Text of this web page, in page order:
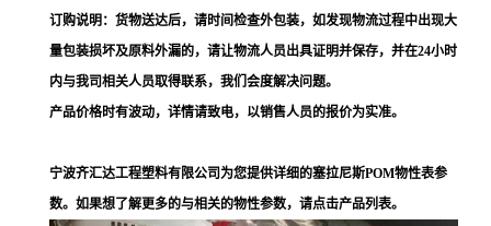
订购说明：货物送达后，请时间检查外包装，如发现物流过程中出现大
量包装损坏及原料外漏的，请让物流人员出具证明并保存，并在24小时
内与我司相关人员取得联系，我们会度解决问题。
产品价格时有波动，详情请致电，以销售人员的报价为实准。
宁波齐汇达工程塑料有限公司为您提供详细的塞拉尼斯POM物性表参
数。如果想了解更多的与相关的物性参数，请点击产品列表。